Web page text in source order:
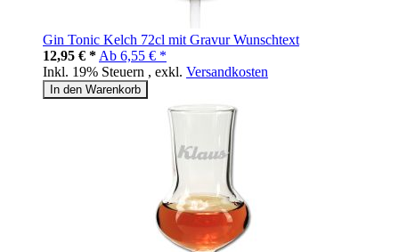
Gin Tonic Kelch 72cl mit Gravur Wunschtext
12,95 € * Ab 6,55 € *
Inkl. 19% Steuern , exkl. Versandkosten
In den Warenkorb